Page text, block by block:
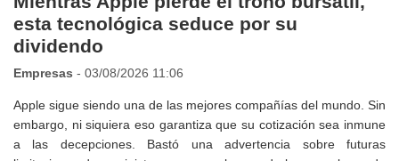
esta tecnológica seduce por su
dividendo
Empresas - 03/08/2026 11:06
Apple sigue siendo una de las mejores compañías del mundo. Sin
embargo, ni siquiera eso garantiza que su cotización sea inmune
a las decepciones. Bastó una advertencia sobre futuras